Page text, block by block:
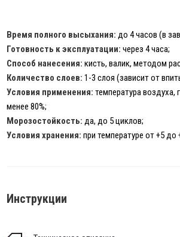
Время полного высыхания: до 4 часов (в
Готовность к эксплуатации:через 4 часа;
Способ нанесения:кисть, валик, методом
Количество слоев: 1-3 слоя (зависит от
Условия применения: температура воздуха,
менее 80%;
Морозостойкость:да, до 5 циклов;
Условия хранения: при температуре от +5 до
Инструкции